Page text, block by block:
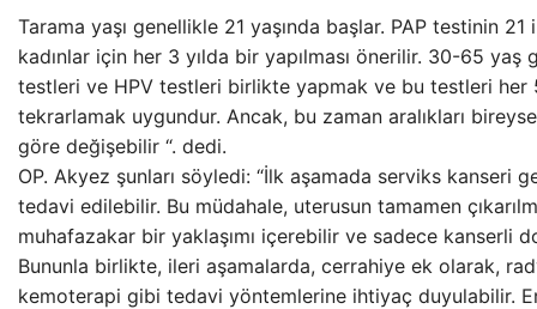
Tarama yaşı genellikle 21 yaşında başlar. PAP testinin 21
kadınlar için her 3 yılda bir yapılması önerilir. 30-65 yaş
testleri ve HPV testleri birlikte yapmak ve bu testleri her
tekrarlamak uygundur. Ancak, bu zaman aralıkları
göre değişebilir “. dedi.
OP. Akyez şunları söyledi: “İlk aşamada serviks kanseri
tedavi edilebilir. Bu müdahale, uterusun tamamen
muhafazakar bir yaklaşımı içerebilir ve sadece kanserli
Bununla birlikte, ileri aşamalarda, cerrahiye ek olarak,
kemoterapi gibi tedavi yöntemlerine ihtiyaç duyulabilir.